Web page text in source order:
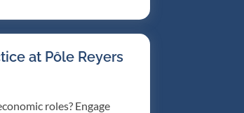
at Pôle Reyers
roles? Engage